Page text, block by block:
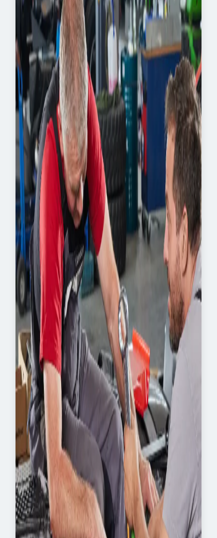
Menge Praxis-Power!
Als Partnerbetrieb von Abi + Auto bietet dir
Toni Maurer in Türkheimdie perfekte
Kombination aus Hightech, Handwerk und
Karrierechancen. Hier entstehen
Spezialfahrzeuge, die weltweit im Einsatz
sind – von MAN-Umbauten bis hin zu
echten Maßanfertigungen auf Rädern.
Tradition trifft hier auf Innovation – made im
Allgäu.
In den ersten
zwei Jahren
lernst du den
Beruf des Kfz-Mechatronikers (m/w/d)
von Grund auf. Du schraubst, prüfst, tüftelst
– und arbeitest mit modernster Technik an
Fahrzeugen, die so individuell sind wie du.
Danach geht’s direkt weiter: Mit dem
Abschluss als staatlichanerkannter Kfz-
Servicetechniker
und anschließend der
Meisterprüfung legst du in nur einem Jahr
obendrauf, wofür andere doppelt so lange
brauchen.
Das Beste daran: Du verdienst schon
während der Ausbildung dein eigenes Geld
und arbeitest in einem Team, das dich
wirklich fördert. Bei Toni Maurer zählt, was
du kannst – nicht, wie viele Theoriescheine
du sammelst.
Fazit
: Abi + Auto ist die smarte Alternative
zum Studium – mit echten Karrierechancen,
einem Meistertitel in Rekordzeit und
Zukunft in einer Branche, die Macher
braucht.
Also: Abi in der Tasche?
Dann starte jetzt durch – bei der Toni
Maurer GmbH & Co. KG in Türkheim.
Alle Infos gibt es hier!
Alles über Toni Maurer
Ettringer Straße 15